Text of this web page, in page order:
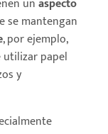
unaspecto
se mantengan
, por ejemplo,
utilizar papel
y